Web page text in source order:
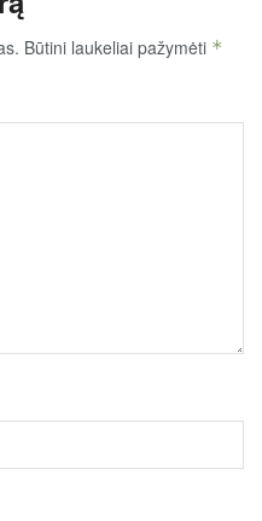
Būtini laukeliai pažymėti *